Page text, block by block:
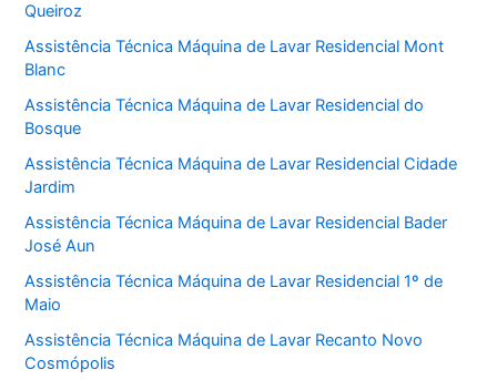
Queiroz
Assistência Técnica Máquina de Lavar Residencial Mont
Blanc
Assistência Técnica Máquina de Lavar Residencial do
Bosque
Assistência Técnica Máquina de Lavar Residencial Cidade
Jardim
Assistência Técnica Máquina de Lavar Residencial Bader
José Aun
Assistência Técnica Máquina de Lavar Residencial 1º de
Maio
Assistência Técnica Máquina de Lavar Recanto Novo
Cosmópolis